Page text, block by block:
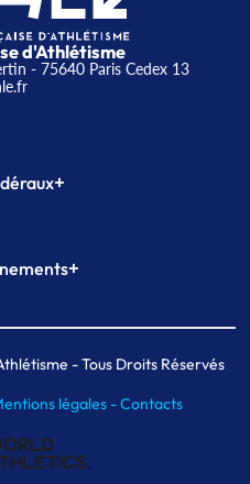
d'Athlétisme
- 75640 Paris Cedex 13
+
Formation
+
indoor
de Paris- Tous Droits Réservés
légales -Contacts